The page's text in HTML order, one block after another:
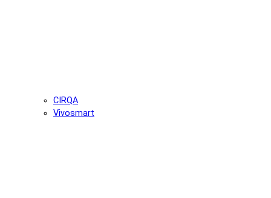
CIRQA
Vivosmart